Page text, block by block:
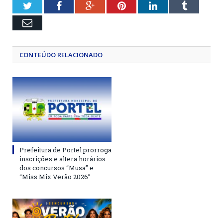
TwitterFacebookGoogle+PinterestLinkedInTumblr
Email
CONTEÚDO RELACIONADO
Prefeitura de Portel prorroga
inscrições e altera horários
dos concursos “Musa” e
“Miss Mix Verão 2026”